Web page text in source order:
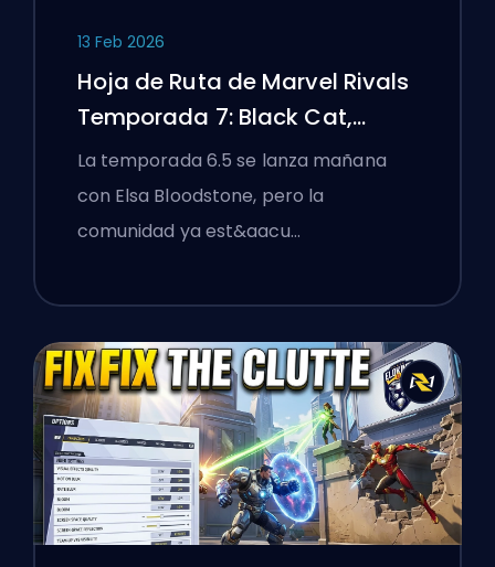
13 Feb 2026
Hoja de Ruta de Marvel Rivals
Temporada 7: Black Cat,
White Fox y el Evento Monsters
Take Manhattan
La temporada 6.5 se lanza mañana
con Elsa Bloodstone, pero la
comunidad ya est&aacu…